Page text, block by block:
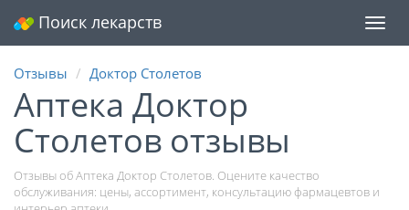
Поиск лекарств
Отзывы Доктор Столетов
Аптека Доктор
Столетов отзывы
Отзывы об Аптека Доктор Столетов. Оцените качество
обслуживания: цены, ассортимент, консультацию фармацевтов и